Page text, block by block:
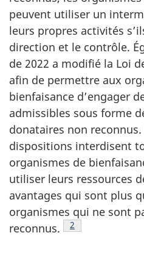
peuvent utiliser un
leurs propres activités
direction et le contrôle.
de 2022 a modifié la Loi
afin de permettre aux
bienfaisance d’engager
admissibles sous forme
donataires non
dispositions interdisent
organismes de
utiliser leurs ressources
avantages qui sont plus
organismes qui ne sont
reconnus.
Note de bas de
2